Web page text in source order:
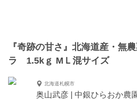
『奇跡の甘さ』北海道産・無
ラ 1.5kｇ MＬ混サイズ
北海道札幌市
奥山武彦 | 中銀ひらおか農